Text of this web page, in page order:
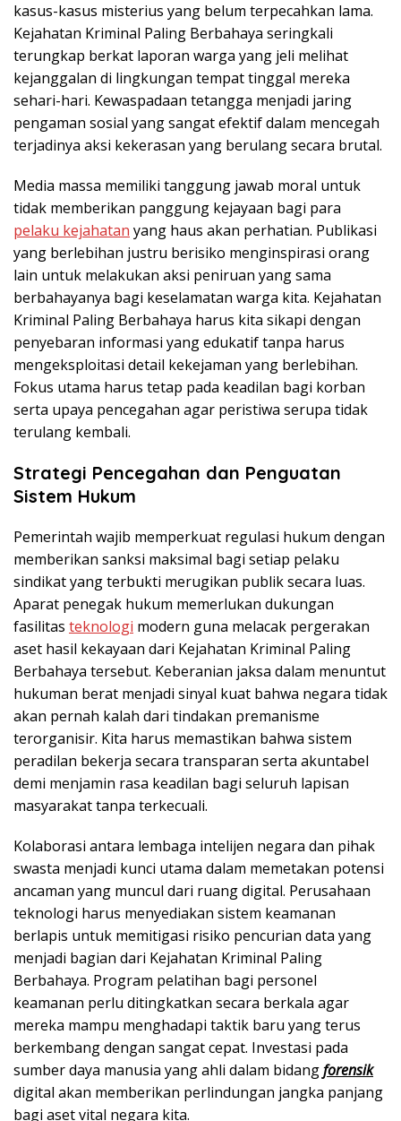
kasus-kasus misterius yang belum terpecahkan lama.
Kejahatan Kriminal Paling Berbahaya seringkali
terungkap berkat laporan warga yang jeli melihat
kejanggalan di lingkungan tempat tinggal mereka
sehari-hari. Kewaspadaan tetangga menjadi jaring
pengaman sosial yang sangat efektif dalam mencegah
terjadinya aksi kekerasan yang berulang secara brutal.
Media massa memiliki tanggung jawab moral untuk
tidak memberikan panggung kejayaan bagi para
pelaku kejahatan yang haus akan perhatian. Publikasi
yang berlebihan justru berisiko menginspirasi orang
lain untuk melakukan aksi peniruan yang sama
berbahayanya bagi keselamatan warga kita. Kejahatan
Kriminal Paling Berbahaya harus kita sikapi dengan
penyebaran informasi yang edukatif tanpa harus
mengeksploitasi detail kekejaman yang berlebihan.
Fokus utama harus tetap pada keadilan bagi korban
serta upaya pencegahan agar peristiwa serupa tidak
terulang kembali.
Strategi Pencegahan dan Penguatan
Sistem Hukum
Pemerintah wajib memperkuat regulasi hukum dengan
memberikan sanksi maksimal bagi setiap pelaku
sindikat yang terbukti merugikan publik secara luas.
Aparat penegak hukum memerlukan dukungan
fasilitas teknologi modern guna melacak pergerakan
aset hasil kekayaan dari Kejahatan Kriminal Paling
Berbahaya tersebut. Keberanian jaksa dalam menuntut
hukuman berat menjadi sinyal kuat bahwa negara tidak
akan pernah kalah dari tindakan premanisme
terorganisir. Kita harus memastikan bahwa sistem
peradilan bekerja secara transparan serta akuntabel
demi menjamin rasa keadilan bagi seluruh lapisan
masyarakat tanpa terkecuali.
Kolaborasi antara lembaga intelijen negara dan pihak
swasta menjadi kunci utama dalam memetakan potensi
ancaman yang muncul dari ruang digital. Perusahaan
teknologi harus menyediakan sistem keamanan
berlapis untuk memitigasi risiko pencurian data yang
menjadi bagian dari Kejahatan Kriminal Paling
Berbahaya. Program pelatihan bagi personel
keamanan perlu ditingkatkan secara berkala agar
mereka mampu menghadapi taktik baru yang terus
berkembang dengan sangat cepat. Investasi pada
sumber daya manusia yang ahli dalam bidangforensik
digital akan memberikan perlindungan jangka panjang
bagi aset vital negara kita.